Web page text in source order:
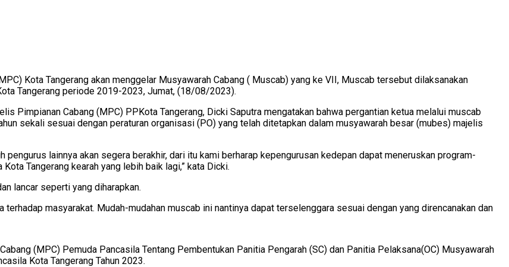
Kota Tangerang akan menggelar Musyawarah Cabang ( Muscab) yang ke VII, Muscab tersebut dilaksanakan
Tangerang periode 2019-2023, Jumat, (18/08/2023).
Pimpianan Cabang (MPC) PPKota Tangerang, Dicki Saputra mengatakan bahwa pergantian ketua melalui muscab
sekali sesuai dengan peraturan organisasi (PO) yang telah ditetapkan dalam musyawarah besar (mubes) majelis
lainnya akan segera berakhir, dari itu kami berharap kepengurusan kedepan dapat meneruskan program-
Tangerang kearah yang lebih baik lagi,” kata Dicki.
lancar seperti yang diharapkan.
masyarakat. Mudah-mudahan muscab ini nantinya dapat terselenggara sesuai dengan yang direncanakan dan
(MPC) Pemuda Pancasila Tentang Pembentukan Panitia Pengarah (SC) dan Panitia Pelaksana(OC) Musyawarah
Kota Tangerang Tahun 2023.